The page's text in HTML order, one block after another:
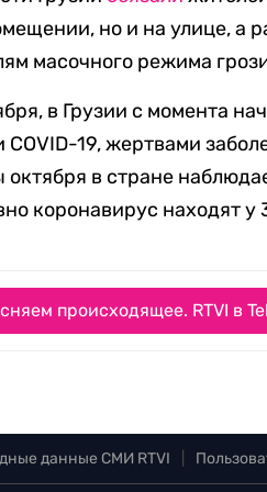
но и на улице, а
масочного режима
в Грузии с момента
19, жертвами
в стране
коронавирус находят у
происходящее. RTVI в
данные СМИ RTVI